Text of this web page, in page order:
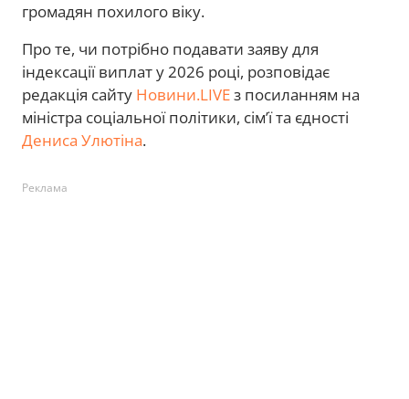
громадян похилого віку.
Про те, чи потрібно подавати заяву для
індексації виплат у 2026 році, розповідає
редакція сайту Новини.LIVEз посиланням на
міністра соціальної політики, сім’ї та єдності
Дениса Улютіна.
Реклама